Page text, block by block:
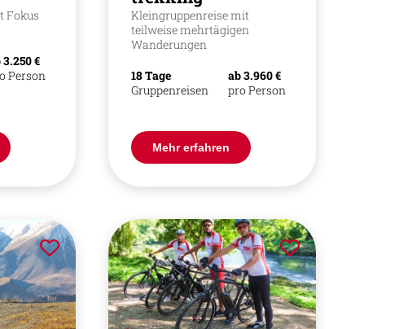
Fokus
3.250 €
Person
Kleingruppenreise mit
teilweise mehrtägigen
Wanderungen
18 Tage
Gruppenreisen
ab 3.960 €
pro Person
Mehr erfahren